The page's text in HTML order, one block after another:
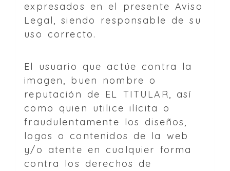
expresados en el presente Aviso
Legal, siendo responsable de su
uso correcto.
El usuario que actúe contra la
imagen, buen nombre o
reputación de EL TITULAR, así
como quien utilice ilícita o
fraudulentamente los diseños,
logos o contenidos de la web
y/o atente en cualquier forma
contra los derechos de